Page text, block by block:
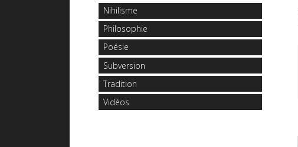
Nihilisme
Philosophie
Poésie
Subversion
Tradition
Vidéos